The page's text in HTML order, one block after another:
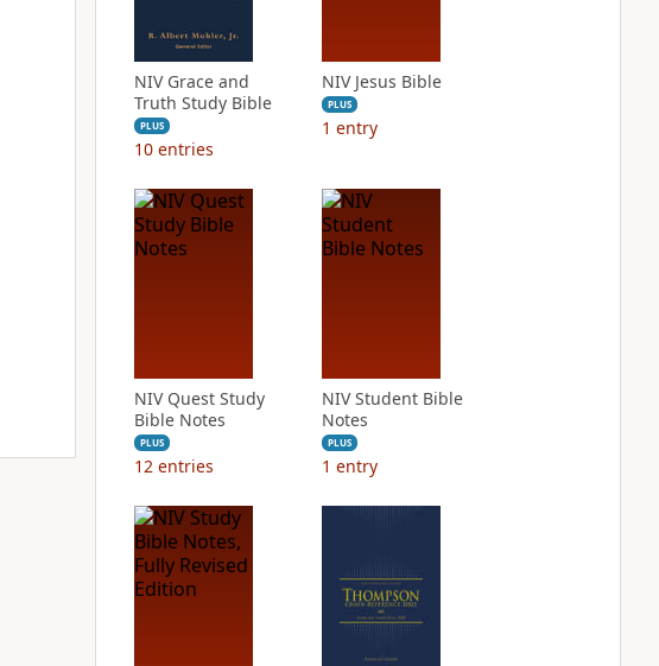
NIV Grace and
Truth Study Bible
PLUS
10 entries
NIV Jesus Bible
PLUS
1 entry
NIV Quest Study
Bible Notes
PLUS
12 entries
NIV Student Bible
Notes
PLUS
1 entry